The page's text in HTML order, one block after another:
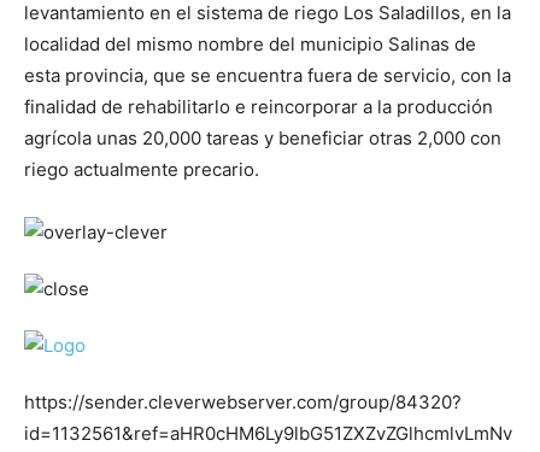
levantamiento en el sistema de riego Los Saladillos, en la
localidad del mismo nombre del municipio Salinas de
esta provincia, que se encuentra fuera de servicio, con la
finalidad de rehabilitarlo e reincorporar a la producción
agrícola unas 20,000 tareas y beneficiar otras 2,000 con
riego actualmente precario.
https://sender.cleverwebserver.com/group/84320?
id=1132561&ref=aHR0cHM6Ly9lbG51ZXZvZGlhcmlvLmNv